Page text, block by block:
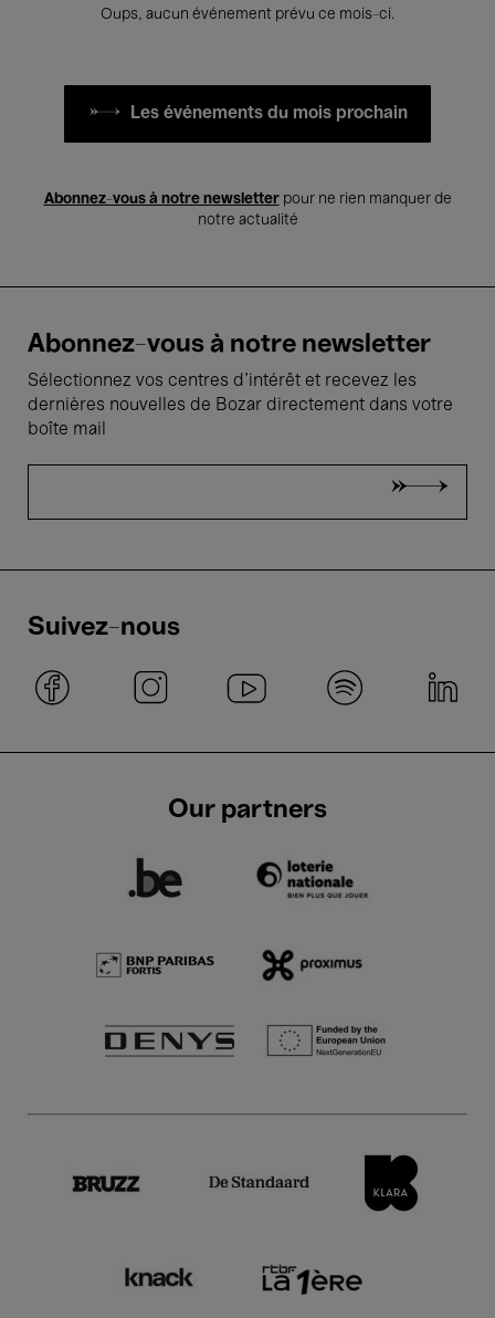
Oups, aucun événement prévu ce mois-ci.
Les événements du mois prochain
Abonnez-vous à notre newsletterpour ne rien manquer de
notre actualité
Abonnez-vous à notre newsletter
Sélectionnez vos centres d'intérêt et recevez les
dernières nouvelles de Bozar directement dans votre
boîte mail
Suivez-nous
Our partners